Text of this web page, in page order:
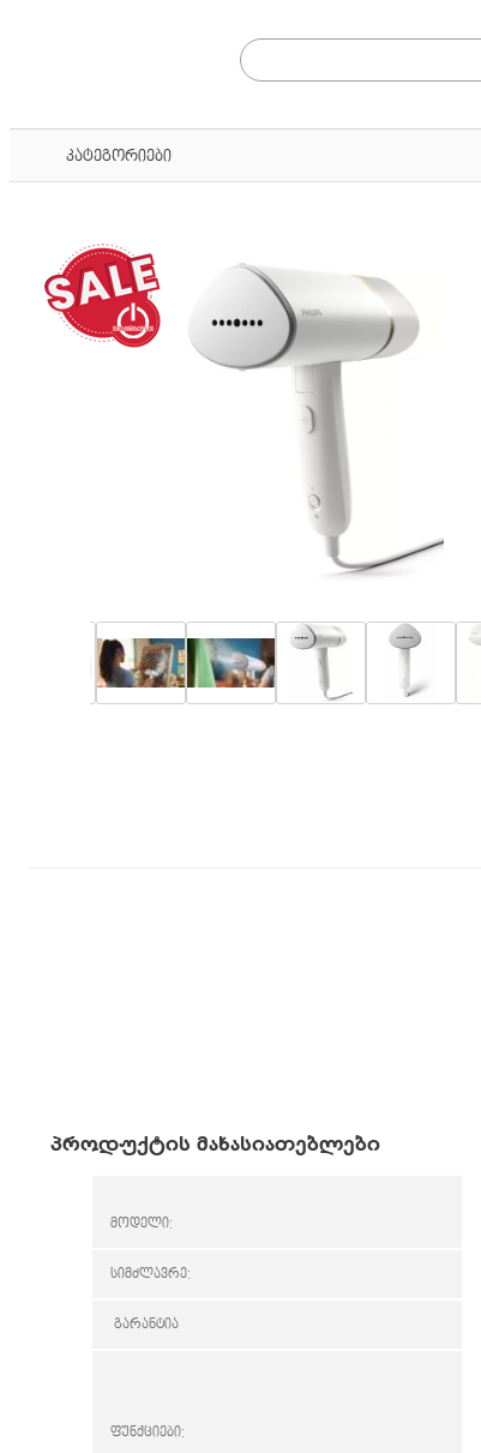
კატეგორიები
პროდუქტის მახასიათებლები
მოდელი:
სიმძლავრე:
გარანტია
ფუნქციები: